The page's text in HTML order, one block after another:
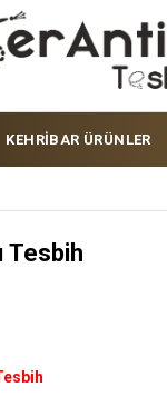
KEHRİBAR ÜRÜNLER
Tesbih